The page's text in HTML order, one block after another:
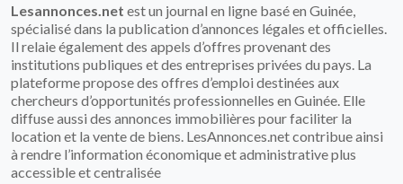
Lesannonces.net est un journal en ligne basé en Guinée,
spécialisé dans la publication d’annonces légales et officielles.
Il relaie également des appels d’offres provenant des
institutions publiques et des entreprises privées du pays. La
plateforme propose des offres d’emploi destinées aux
chercheurs d’opportunités professionnelles en Guinée. Elle
diffuse aussi des annonces immobilières pour faciliter la
location et la vente de biens. LesAnnonces.net contribue ainsi
à rendre l’information économique et administrative plus
accessible et centralisée